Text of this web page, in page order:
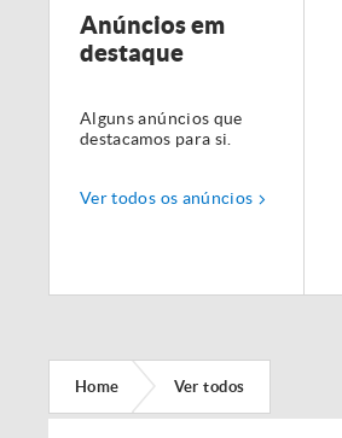
Anúncios em
destaque
Alguns anúncios que
destacamos para si.
Ver todos os anúncios
Home Ver todos